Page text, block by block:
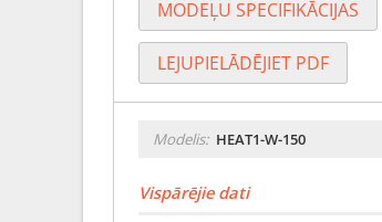
MODEĻU SPECIFIKĀCIJAS
LEJUPIELĀDĒJIET PDF
Modelis: HEAT1-W-150
Vispārējie dati